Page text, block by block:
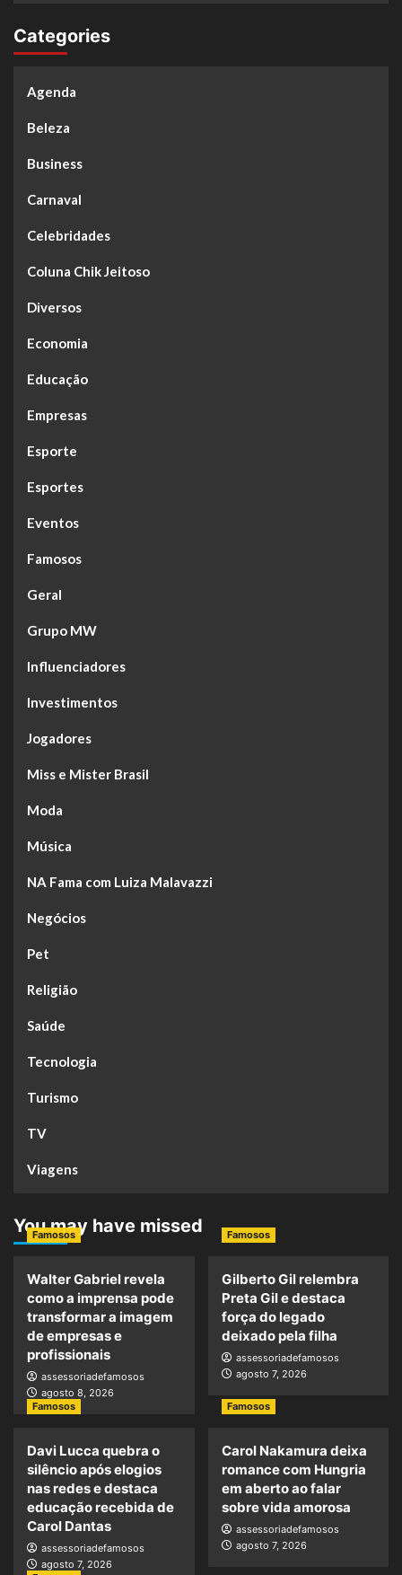
Categories
Agenda
Beleza
Business
Carnaval
Celebridades
Coluna Chik Jeitoso
Diversos
Economia
Educação
Empresas
Esporte
Esportes
Eventos
Famosos
Geral
Grupo MW
Influenciadores
Investimentos
Jogadores
Miss e Mister Brasil
Moda
Música
NA Fama com Luiza Malavazzi
Negócios
Pet
Religião
Saúde
Tecnologia
Turismo
TV
Viagens
You may have missed
Famosos
Walter Gabriel revela
como a imprensa pode
transformar a imagem
de empresas e
profissionais
assessoriadefamosos
agosto 8, 2026
Famosos
Gilberto Gil relembra
Preta Gil e destaca
força do legado
deixado pela filha
assessoriadefamosos
agosto 7, 2026
Famosos
Davi Lucca quebra o
silêncio após elogios
nas redes e destaca
educação recebida de
Carol Dantas
assessoriadefamosos
agosto 7, 2026
Famosos
Carol Nakamura deixa
romance com Hungria
em aberto ao falar
sobre vida amorosa
assessoriadefamosos
agosto 7, 2026